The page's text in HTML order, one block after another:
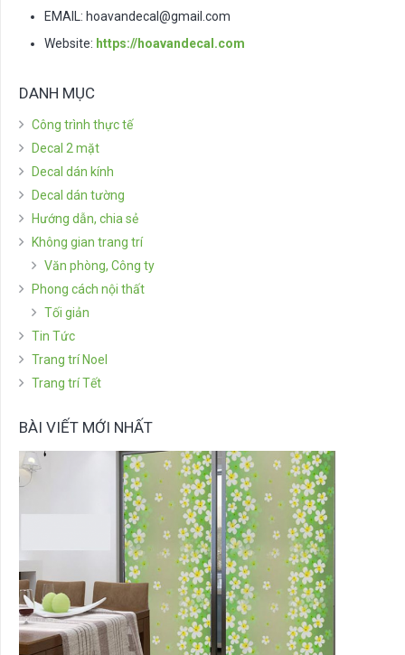
EMAIL: hoavandecal@gmail.com
Website: https://hoavandecal.com
DANH MỤC
Công trình thực tế
Decal 2 mặt
Decal dán kính
Decal dán tường
Hướng dẫn, chia sẻ
Không gian trang trí
Văn phòng, Công ty
Phong cách nội thất
Tối giản
Tin Tức
Trang trí Noel
Trang trí Tết
BÀI VIẾT MỚI NHẤT